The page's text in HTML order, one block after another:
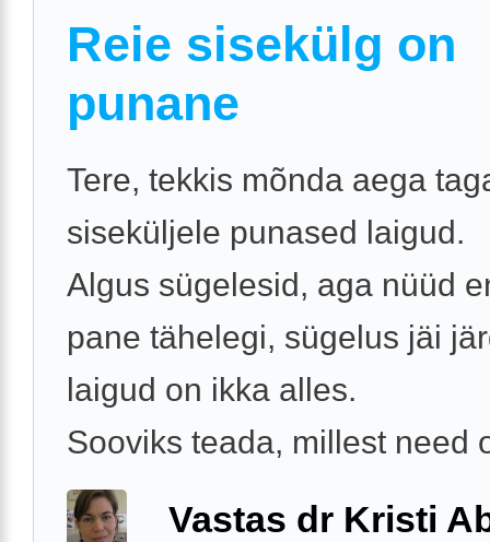
Reie sisekülg on
punane
Tere, tekkis mõnda aega
siseküljele punased laigud.
Algus sügelesid, aga nüüd
pane tähelegi, sügelus jäi
laigud on ikka alles.
Sooviks teada, millest need
Vastas dr Kristi